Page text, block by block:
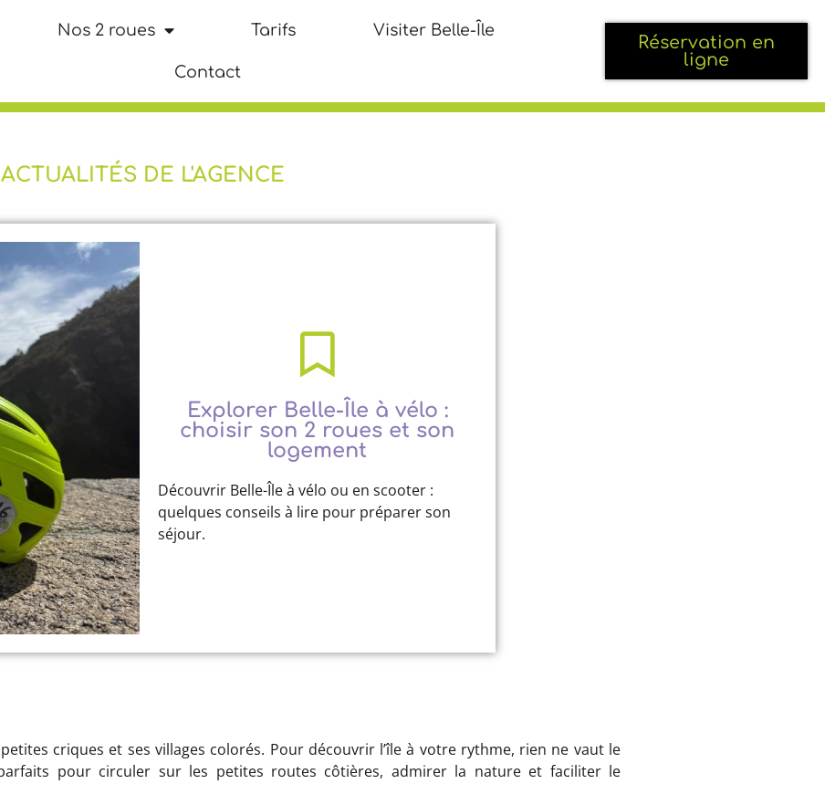
Nos 2 roues Tarifs Visiter Belle-Île
Contact
Réservation en
ligne
DE L'AGENCE
Explorer Belle-Île à vélo :
choisir son 2 roues et son
logement
Découvrir Belle-Île à vélo ou en scooter :
quelques conseils à lire pour préparer son
séjour.
criques et ses villages colorés. Pour découvrir l’île à votre rythme, rien ne vaut le
pour circuler sur les petites routes côtières, admirer la nature et faciliter le